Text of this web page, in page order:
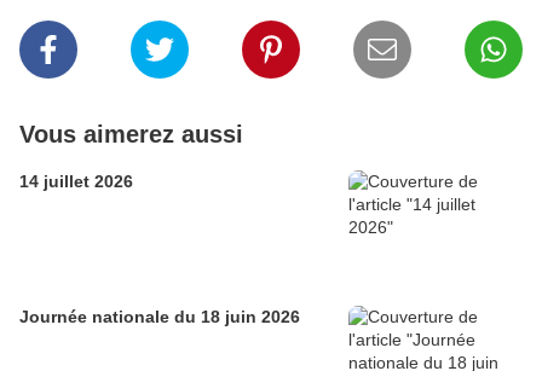
Vous aimerez aussi
14 juillet 2026
Journée nationale du 18 juin 2026